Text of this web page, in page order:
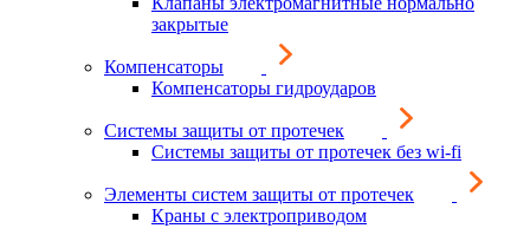
закрытые
Компенсаторы
Компенсаторы гидроударов
Системы защиты от протечек
Системы защиты от протечек без wi-fi
Элементы систем защиты от протечек
Краны с электроприводом